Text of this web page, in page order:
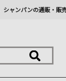
シャンパンの通販・販